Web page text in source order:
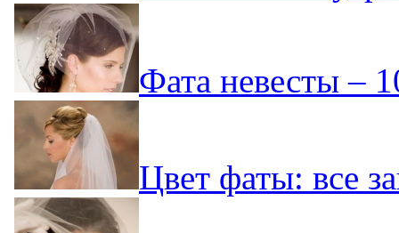
Фата невесты –
Цвет фаты: все